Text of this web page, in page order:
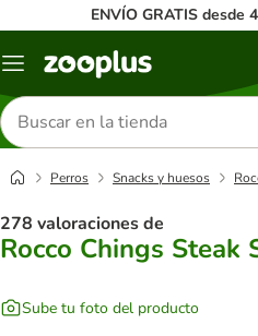
ENVÍO GRATIS desde
Menú
Buscar
productos
Perros Snacks y huesos
278 valoraciones de
Rocco Chings Steak
Sube tu foto del producto